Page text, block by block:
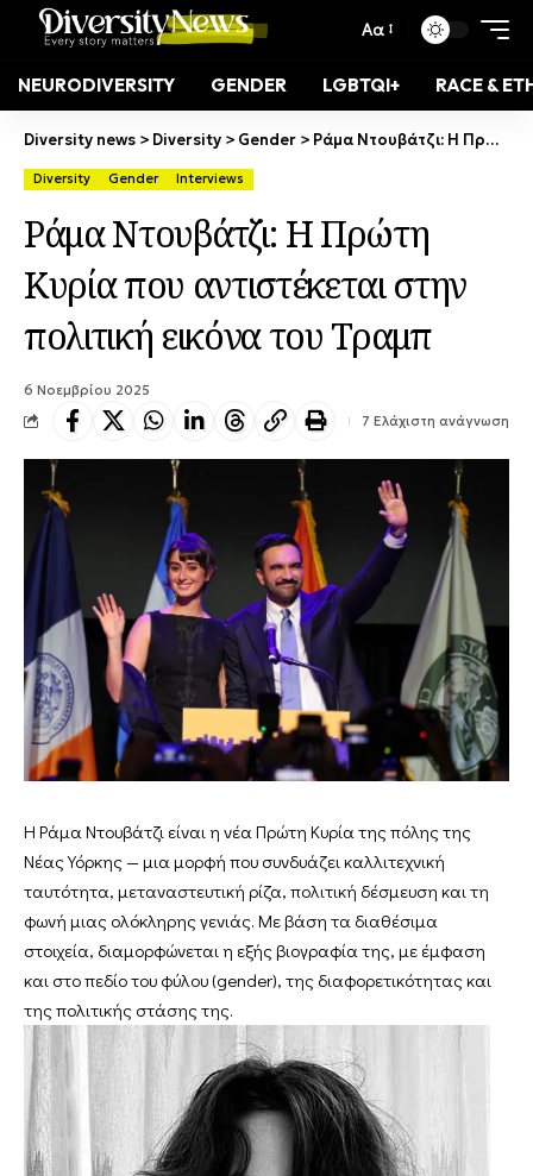
Αα
NEURODIVERSITY GENDER LGBTQI+ RACE &
Diversity news > Diversity > Gender > Ράμα Ντουβάτζι: Η Πρώτη Κυρία που αντιστέκεται στην πολιτική εικόνα του Τραμπ
Diversity Gender Interviews
Ράμα Ντουβάτζι: Η Πρώτη
Κυρία που αντιστέκεται στην
πολιτική εικόνα του Τραμπ
6 Νοεμβρίου 2025
7 Ελάχιστη ανάγνωση
Η Ράμα Ντουβάτζι είναι η νέα Πρώτη Κυρία της πόλης της
Νέας Υόρκης — μια μορφή που συνδυάζει καλλιτεχνική
ταυτότητα, μεταναστευτική ρίζα, πολιτική δέσμευση και τη
φωνή μιας ολόκληρης γενιάς. Με βάση τα διαθέσιμα
στοιχεία, διαμορφώνεται η εξής βιογραφία της, με έμφαση
και στο πεδίο του φύλου (gender), της διαφορετικότητας και
της πολιτικής στάσης της.